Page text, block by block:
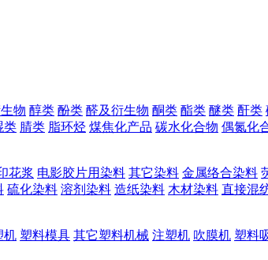
物 醇类 酚类 醛及衍生物 酮类 酯类 醚类 酐类
类 腈类 脂环烃 煤焦化产品 碳水化合物 偶氮化
花浆 电影胶片用染料 其它染料 金属络合染料
硫化染料 溶剂染料 造纸染料 木材染料 直接混
机 塑料模具 其它塑料机械 注塑机 吹膜机 塑料